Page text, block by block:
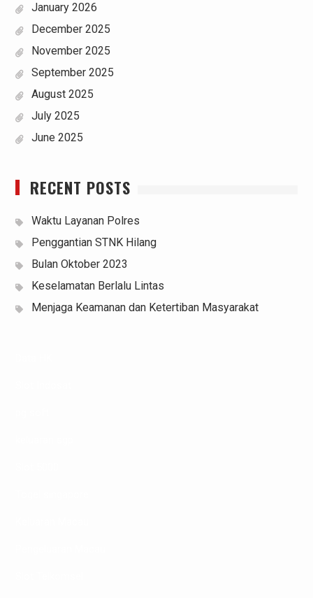
January 2026
December 2025
November 2025
September 2025
August 2025
July 2025
June 2025
RECENT POSTS
Waktu Layanan Polres
Penggantian STNK Hilang
Bulan Oktober 2023
Keselamatan Berlalu Lintas
Menjaga Keamanan dan Ketertiban Masyarakat